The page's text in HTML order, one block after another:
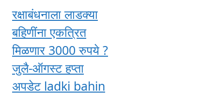
रक्षाबंधनाला लाडक्या
बहिणींना एकत्रित
मिळणार 3000 रुपये ?
जुलै-ऑगस्ट हप्ता
अपडेट ladki bahin